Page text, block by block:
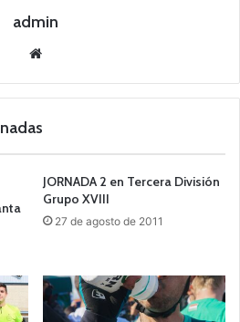
admin
we
JORNADA 2 en Tercera División
Grupo XVIII
27 de agosto de 2011